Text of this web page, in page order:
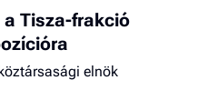
Tisza-frakció
elnök